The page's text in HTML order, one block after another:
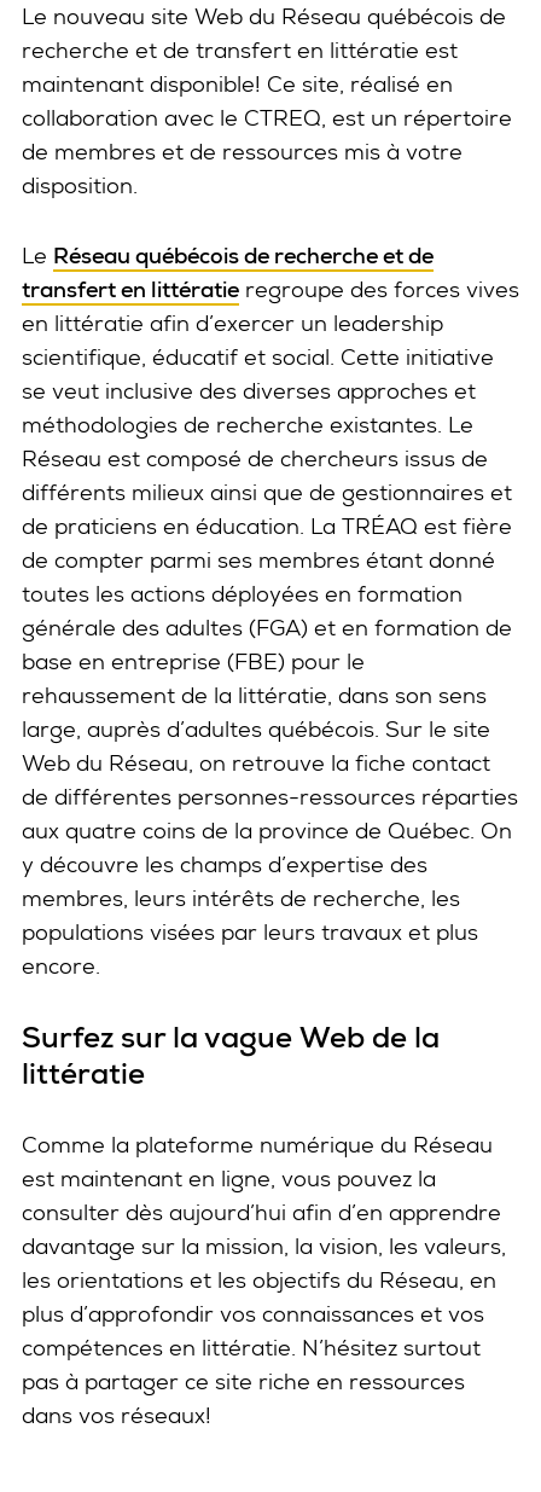
Le nouveau site Web du Réseau québécois de
recherche et de transfert en littératie est
maintenant disponible! Ce site, réalisé en
collaboration avec le CTREQ, est un répertoire
de membres et de ressources mis à votre
disposition.
Le Réseau québécois de recherche et de
transfert en littératie regroupe des forces vives
en littératie afin d’exercer un leadership
scientifique, éducatif et social. Cette initiative
se veut inclusive des diverses approches et
méthodologies de recherche existantes. Le
Réseau est composé de chercheurs issus de
différents milieux ainsi que de gestionnaires et
de praticiens en éducation. La TRÉAQ est fière
de compter parmi ses membres étant donné
toutes les actions déployées en formation
générale des adultes (FGA) et en formation de
base en entreprise (FBE) pour le
rehaussement de la littératie, dans son sens
large, auprès d’adultes québécois. Sur le site
Web du Réseau, on retrouve la fiche contact
de différentes personnes-ressources réparties
aux quatre coins de la province de Québec. On
y découvre les champs d’expertise des
membres, leurs intérêts de recherche, les
populations visées par leurs travaux et plus
encore.
Surfez sur la vague Web de la
littératie
Comme la plateforme numérique du Réseau
est maintenant en ligne, vous pouvez la
consulter dès aujourd’hui afin d’en apprendre
davantage sur la mission, la vision, les valeurs,
les orientations et les objectifs du Réseau, en
plus d’approfondir vos connaissances et vos
compétences en littératie. N’hésitez surtout
pas à partager ce site riche en ressources
dans vos réseaux!